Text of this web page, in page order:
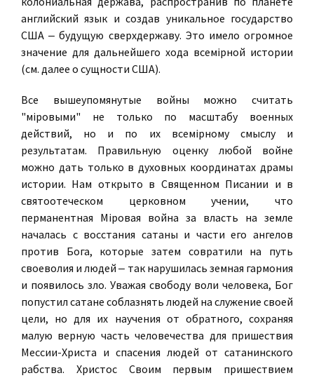
английский язык и создав уникальное государство
США ‒ будущую сверхдержаву. Это имело огромное
значение для дальнейшего хода всемiрной истории
(см. далее о сущности США).
Все вышеупомянутые войны можно считать
"мiровыми" не только по масштабу военных
действий, но и по их всемiрному смыслу и
результатам. Правильную оценку любой войне
можно дать только в духовных координатах драмы
истории. Нам открыто в Священном Писании и в
святоотеческом церковном учении, что
перманентная Мiровая война за власть на земле
началась с восстания сатаны и части его ангелов
против Бога, которые затем совратили на путь
своеволия и людей ‒ так нарушилась земная гармония
и появилось зло. Уважая свободу воли человека, Бог
попустил сатане соблазнять людей на служение своей
цели, но для их научения от обратного, сохраняя
малую верную часть человечества для пришествия
Мессии-Христа и спасения людей от сатанинского
рабства. Христос Своим первым пришествием